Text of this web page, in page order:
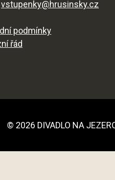
vstupenky@hrusinsky.cz
podmínky
řád
© 2026 DIVADLO NA